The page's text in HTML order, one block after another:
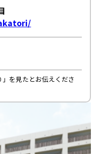
を見たとお伝えくださ